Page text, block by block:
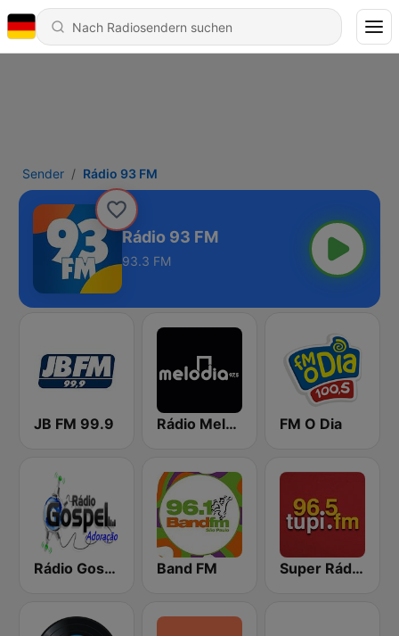
Sender Rádio 93 FM
Rádio 93 FM
93.3 FM
JB FM 99.9 Rádio Melodia FM FM O Dia
Rádio Gospel Adoração Band FM Super Rádio Tupi